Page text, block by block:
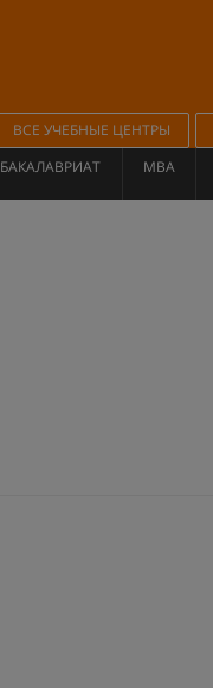
ВСЕ УЧЕБНЫЕ ЦЕНТРЫ
БАКАЛАВРИАТ MBA